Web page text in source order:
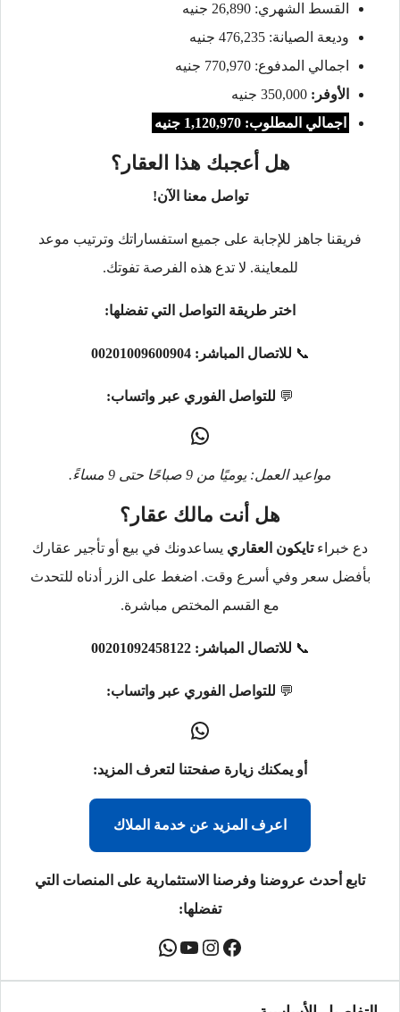
القسط الشهري: 26,890 جنيه
وديعة الصيانة: 476,235 جنيه
اجمالي المدفوع: 770,970 جنيه
الأوفر: 350,000 جنيه
اجمالي المطلوب: 1,120,970 جنيه
هل أعجبك هذا العقار؟
تواصل معنا الآن!
فريقنا جاهز للإجابة على جميع استفساراتك وترتيب موعد
للمعاينة. لا تدع هذه الفرصة تفوتك.
اختر طريقة التواصل التي تفضلها:
📞 للاتصال المباشر: 00201009600904
💬 للتواصل الفوري عبر واتساب:
مواعيد العمل: يوميًا من 9 صباحًا حتى 9 مساءً.
هل أنت مالك عقار؟
دع خبراءتايكون العقاري يساعدونك في بيع أو تأجير عقارك
بأفضل سعر وفي أسرع وقت. اضغط على الزر أدناه للتحدث
مع القسم المختص مباشرة.
📞 للاتصال المباشر: 00201092458122
💬 للتواصل الفوري عبر واتساب:
أو يمكنك زيارة صفحتنا لتعرف المزيد:
اعرف المزيد عن خدمة الملاك
تابع أحدث عروضنا وفرصنا الاستثمارية على المنصات التي
تفضلها: